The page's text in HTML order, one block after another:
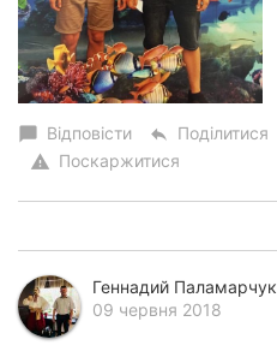
chat_bubble Відповісти reply Поділитися
warning Поскаржитися
Геннадий Паламарчук
09 червня 2018